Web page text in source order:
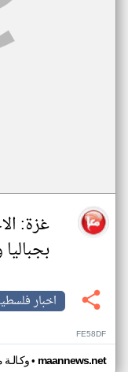
غزة:
اخبار
FE58DF
وكـالـة• maannews.net